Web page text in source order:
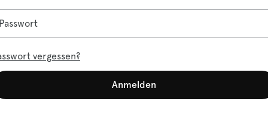
vergessen?
Anmelden